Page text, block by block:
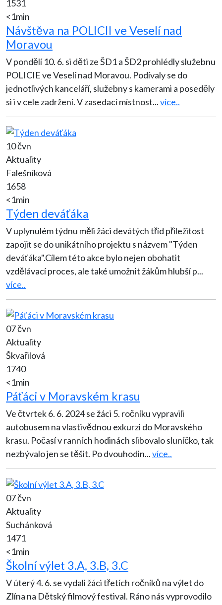
1531
<1min
Návštěva na POLICII ve Veselí nad
Moravou
V pondělí 10. 6. si děti ze ŠD1 a ŠD2 prohlédly služebnu
POLICIE ve Veselí nad Moravou. Podívaly se do
jednotlivých kanceláří, služebny s kamerami a poseděly
si i v cele zadržení. V zasedací místnost...více..
10 čvn
Aktuality
Falešníková
1658
<1min
Týden deváťáka
V uplynulém týdnu měli žáci devátých tříd příležitost
zapojit se do unikátního projektu s názvem "Týden
deváťáka".Cílem této akce bylo nejen obohatit
vzdělávací proces, ale také umožnit žákům hlubší p...
více..
07 čvn
Aktuality
Škvařilová
1740
<1min
Páťáci v Moravském krasu
Ve čtvrtek 6. 6. 2024 se žáci 5. ročníku vypravili
autobusem na vlastivědnou exkurzi do Moravského
krasu. Počasí v ranních hodinách slibovalo sluníčko, tak
nezbývalo jen se těšit. Po dvouhodin...více..
07 čvn
Aktuality
Suchánková
1471
<1min
Školní výlet 3.A, 3.B, 3.C
V úterý 4. 6. se vydali žáci třetích ročníků na výlet do
Zlína na Dětský filmový festival. Ráno nás vyprovodilo